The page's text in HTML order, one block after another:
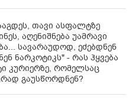
თავი ასფალტზე
აღენიშნება უამრავი
სავარაუდოდ, ეძებდნენ
ნარკოტიკს" - რას ჰყვება
კურიერზე, რომელსაც
გაუსწორდნენ?